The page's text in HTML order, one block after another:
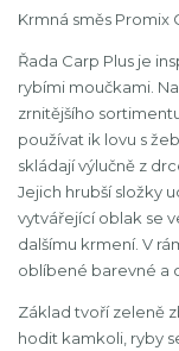
Krmná směs Promix
Řada Carp Plus je
rybími moučkami.
zrnitějšího
používat ik lovu s
skládají výlučně z
Jejich hrubší složky
vytvářející oblak se
dalšímu krmení. V
oblíbené barevné a
Základ tvoří zeleně
hodit kamkoli, ryby